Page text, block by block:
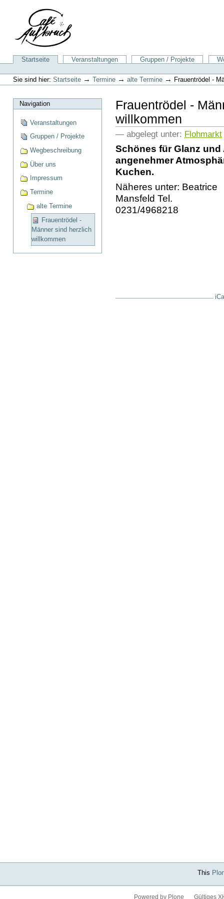
Navigation
SektionenStartseite Veranstaltungen Gruppen / Projekte
Benutzerspezifische
Werkzeuge
Sie sind hier: Startseite → Termine → alte Termine → Frauentrödel -
Navigation
Veranstaltungen
Gruppen / Projekte
Wegbeschreibung
Über uns
Impressum
Termine
alte Termine
Frauentrödel -
Männer sind herzlich
willkommen
Frauentrödel -
willkommen
— abgelegt unter: Flohmarkt
Schönes für Glanz
angenehmer
Kuchen.
Näheres unter: Beatrice
Mansfeld Tel.
0231/4968218
This
Powered by Plone Gültiges